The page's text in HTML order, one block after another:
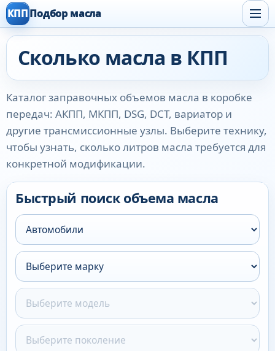
КПППодбор масла
Сколько масла в КПП
Каталог заправочных объемов масла в коробке
передач: АКПП, МКПП, DSG, DCT, вариатор и
другие трансмиссионные узлы. Выберите технику,
чтобы узнать, сколько литров масла требуется для
конкретной модификации.
Быстрый поиск объема масла